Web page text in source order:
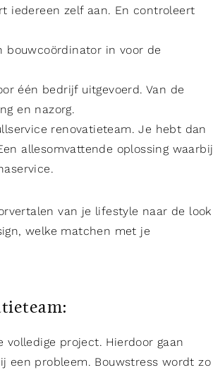
iedereen zelf aan. En controleert
bouwcoördinator in voor de
één bedrijf uitgevoerd. Van de
en nazorg.
renovatieteam. Je hebt dan
allesomvattende oplossing waarbij
van je lifestyle naar de look
welke matchen met je
project. Hierdoor gaan
een probleem. Bouwstress wordt zo